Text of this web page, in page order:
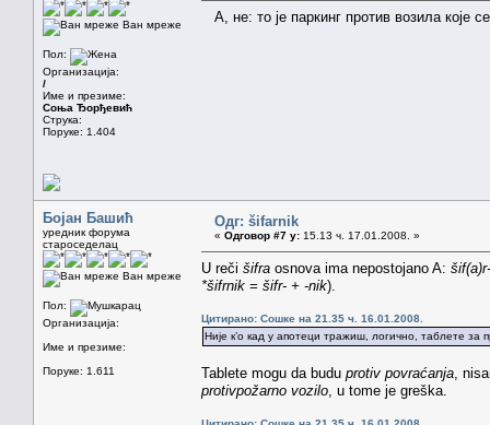
Ван мреже
Пол:
Организација:
/
Име и презиме:
Соња Ђорђевић
Струка:
Поруке: 1.404
А, не: то је паркинг против возила које
Бојан Башић
уредник форума
староседелац
Ван мреже
Пол:
Организација:
Име и презиме:
Поруке: 1.611
Одг: šifarnik
« Одговор #7 у: 15.13 ч. 17.01.2008. »
U reči šifra osnova ima nepostojano A: šif(a)r-
*šifrnik = šifr- + -nik).
Цитирано: Сошке на 21.35 ч. 16.01.2008.
Није к’о кад у апотеци тражиш, логично, таблете за
Tablete mogu da budu protiv povraćanja ,
protivpožarno vozilo , u tome je greška.